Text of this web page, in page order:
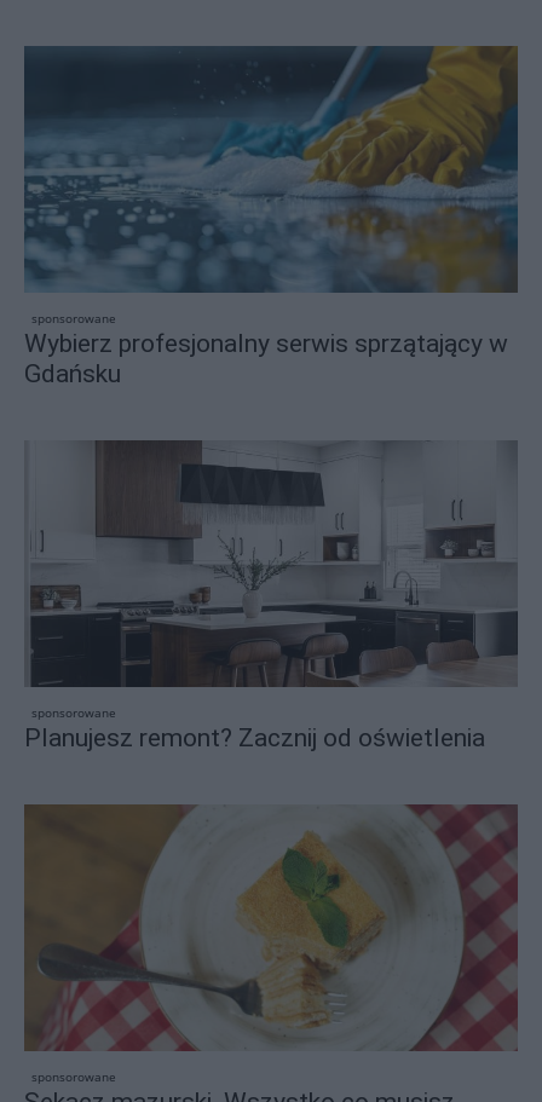
sponsorowane
Wybierz profesjonalny serwis sprzątający w
Gdańsku
sponsorowane
Planujesz remont? Zacznij od oświetlenia
sponsorowane